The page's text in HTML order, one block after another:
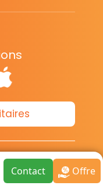
Contact Offre
Cava.tn
réservés.